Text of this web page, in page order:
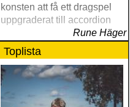
konsten att få ett dragspel
uppgraderat till accordion
Rune Häger
Toplista